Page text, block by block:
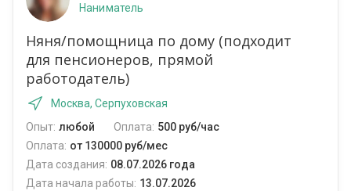
Наниматель
Няня/помощница по дому (подходит
для пенсионеров, прямой
работодатель)
Москва, Серпуховская
Опыт: любой Оплата: 500 руб/час
Оплата: от 130000 руб/мес
Дата создания: 08.07.2026 года
Дата начала работы: 13.07.2026